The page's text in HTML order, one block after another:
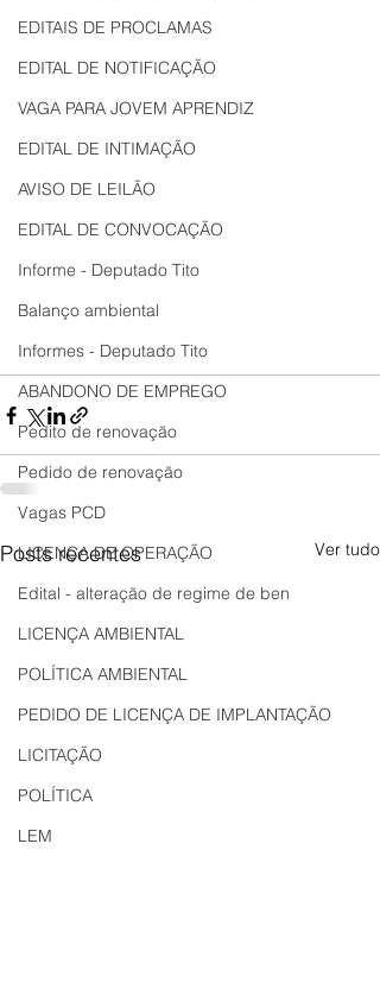
EDITAIS DE PROCLAMAS
EDITAL DE NOTIFICAÇÃO
VAGA PARA JOVEM APRENDIZ
EDITAL DE INTIMAÇÃO
AVISO DE LEILÃO
EDITAL DE CONVOCAÇÃO
Informe - Deputado Tito
Balanço ambiental
Informes - Deputado Tito
ABANDONO DE EMPREGO
Pedito de renovação
Pedido de renovação
Vagas PCD
LICENÇA DE OPERAÇÃO
Edital - alteração de regime de ben
LICENÇA AMBIENTAL
POLÍTICA AMBIENTAL
PEDIDO DE LICENÇA DE IMPLANTAÇÃO
LICITAÇÃO
POLÍTICA
LEM
Posts recentes Ver tudo